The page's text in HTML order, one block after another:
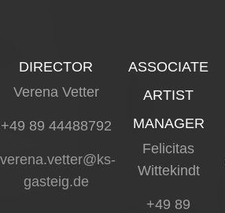
DIRECTOR
Verena Vetter
+49 89 44488792
verena.vetter@ks-
gasteig.de
ASSOCIATE
ARTIST
MANAGER
Felicitas
Wittekindt
+49 89